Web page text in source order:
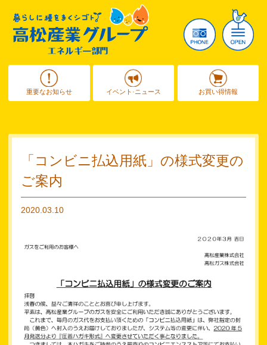
重要なお知らせ イベント·ニュース お買い得情報
「コンビニ払込用紙」の様式変更の
ご案内
2020.03.10